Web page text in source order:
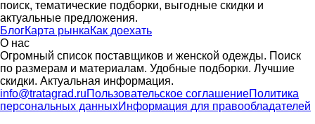
поиск, тематические подборки, выгодные скидки и
актуальные предложения.
БлогКарта рынкаКак доехать
О нас
Огромный список поставщиков и женской одежды. Поиск
по размерам и материалам. Удобные подборки. Лучшие
скидки. Актуальная информация.
info@tratagrad.ruПользовательское соглашениеПолитика
персональных данныхИнформация для правообладателей